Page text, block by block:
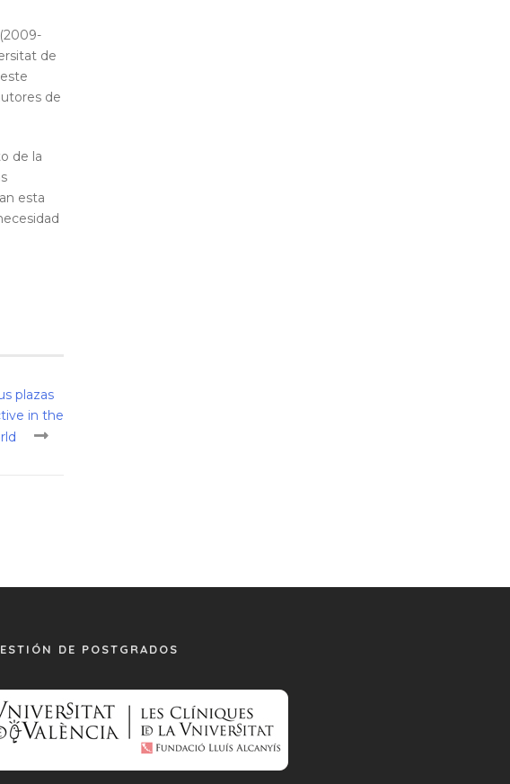
de
de
de la
esta
plazas
in the
DE POSTGRADOS